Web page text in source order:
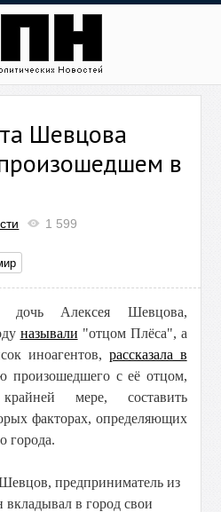
Шевцова
в
1 599
дочь Алексея Шевцова,
называли "отцом Плёса", а
иноагентов, рассказала в
произошедшего с её отцом,
мере, составить
факторах, определяющих
города.
предприниматель из
вкладывал в город свои